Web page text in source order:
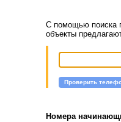
С помощью поиска
объекты
Проверить
Номера